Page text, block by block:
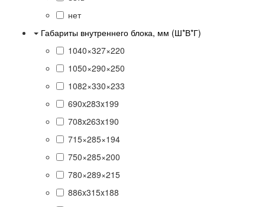
нет
Габариты внутреннего блока, мм (Ш*В*Г)
1040×327×220
1050×290×250
1082×330×233
690x283x199
708x263x190
715×285×194
750×285×200
780×289×215
886x315x188